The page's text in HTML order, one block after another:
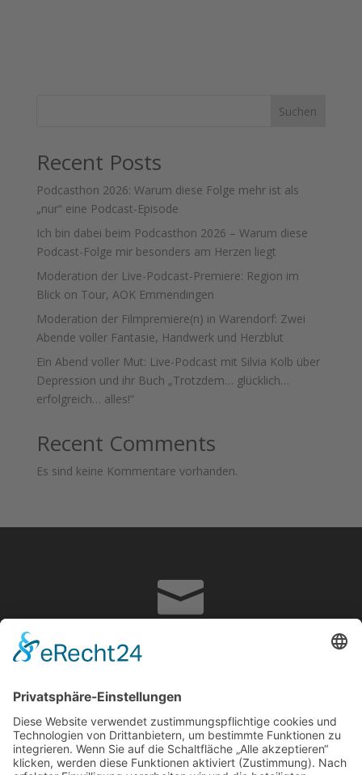
Suchen
Recent Posts
Podcasthon 2026: Warum diese Folge mehr ist als
„nur“ eine Podcast-Episode
Ich bin dabei beim Podcasthon 2026 – Warum diese
Podcast-Folge mir besonders am Herzen liegt
Moderation der Live-Podcast-Premiere: Region im
Blick on Tour, AOK Emmendingen
Moderation der Filmpremiere(n) in Warendorf: Zwei
Abende voller Fantasie, Handwerk und Herzblut
Ein Abend voller Mut: Live-Podcast mit Silvia Kolb über
Depression und ihr Buch „Trotzdem… glücklich…
erfolgreich… alles!“
Recent Comments
Es sind keine Kommentare vorhanden.

info@adrian-hoffmann.de

07822867070